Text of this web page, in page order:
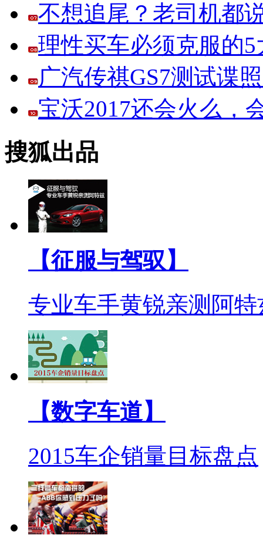
不想追尾？老司机都
理性买车必须克服的5
广汽传祺GS7测试谍
宝沃2017还会火么，
搜狐出品
【征服与驾驭】
专业车手黄锐亲测阿特
【数字车道】
2015车企销量目标盘点